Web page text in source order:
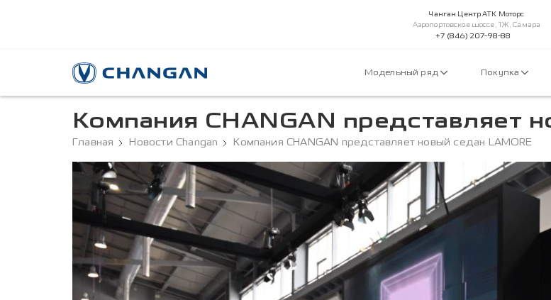
Чанган Центр АТК Моторс
Аэропортовское шоссе, 1Ж, Самара
+7 (846) 207-98-88
Модельный ряд Покупка
Компания CHANGAN представляет
Главная Новости Changan Компания CHANGAN представляет новый седан LAMORE